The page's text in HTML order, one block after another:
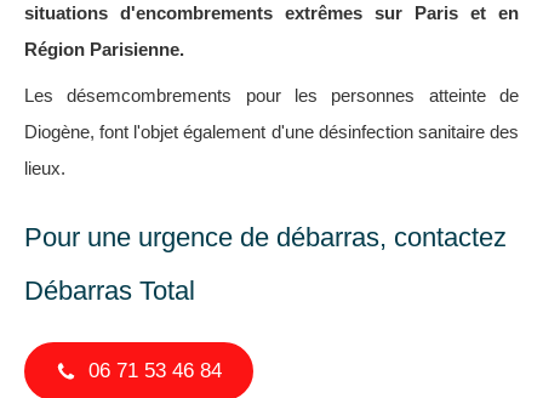
situations d'encombrements extrêmes sur Paris et en
Région Parisienne.
Les désemcombrements pour les personnes atteinte de
Diogène, font l'objet également d'une désinfection sanitaire des
lieux.
Pour une urgence de débarras, contactez
Débarras Total
06 71 53 46 84